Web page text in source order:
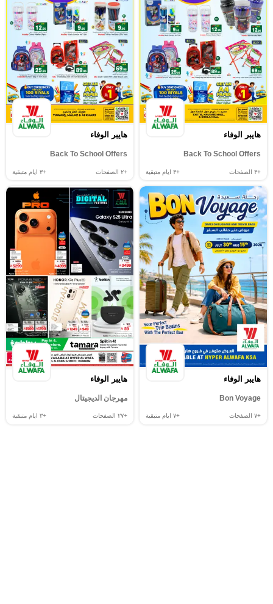
هايبر الوفاء
Back To School Offers
+٣ الصفحات +٣ ايام متبقية
هايبر الوفاء
Back To School Offers
+٢ الصفحات +٣ ايام متبقية
هايبر الوفاء
Bon Voyage
+٧ الصفحات +٧ ايام متبقية
هايبر الوفاء
مهرجان الديجيتال
+٢٧ الصفحات +٣ ايام متبقية